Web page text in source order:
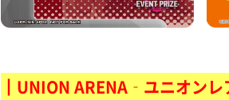
┃UNION ARENA‐ユニオン